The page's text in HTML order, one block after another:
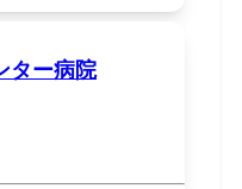
ター病院